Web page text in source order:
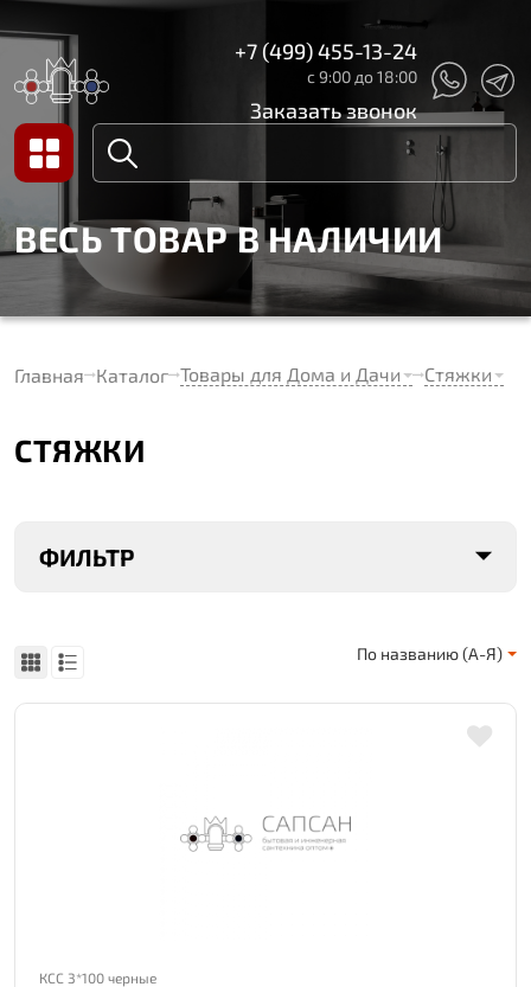
+7 (499) 455-13-24
с 9:00 до 18:00
Заказать звонок
ВЕСЬ ТОВАР В НАЛИЧИИ
Главная Каталог Товары для Дома и Дачи Стяжки
СТЯЖКИ
ФИЛЬТР
По названию (А-Я)
КСС 3*100 черные